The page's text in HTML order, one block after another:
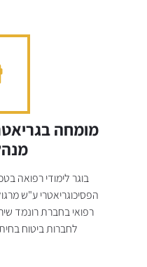
מומחה
בוגר לימודי רפואה
הפסיכוגריאטרי ע"ש
לחברות ביטוח